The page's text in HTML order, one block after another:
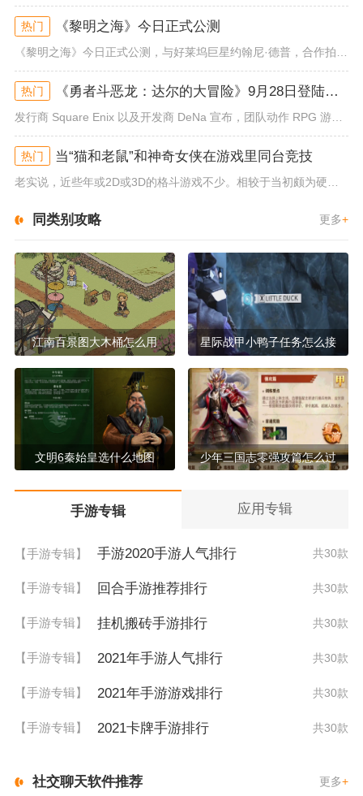
热门 《黎明之海》今日正式公测
热门 《勇者斗恶龙：达尔的大冒险》9月28日登陆苹果谷歌应用商店
发行商 Square Enix 以及开发商 DeNa 宣布，团队动作 RPG 游戏《勇者斗恶龙：达尔的大冒险 魂之绊》将...
热门 当“猫和老鼠”和神奇女侠在游戏里同台竞技
同类别攻略 更多+
江南百景图大木桶怎么用 星际战甲小鸭子任务怎么接
文明6秦始皇选什么地图 少年三国志零强攻篇怎么过
手游专辑 应用专辑
【手游专辑】 手游2020手游人气排行 共30款
【手游专辑】 回合手游推荐排行 共30款
【手游专辑】 挂机搬砖手游排行 共30款
【手游专辑】 2021年手游人气排行 共30款
【手游专辑】 2021年手游游戏排行 共30款
【手游专辑】 2021卡牌手游排行 共30款
社交聊天软件推荐 更多+